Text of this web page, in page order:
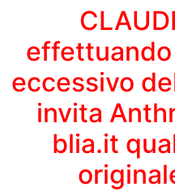
eccessivo
invita
blia.it